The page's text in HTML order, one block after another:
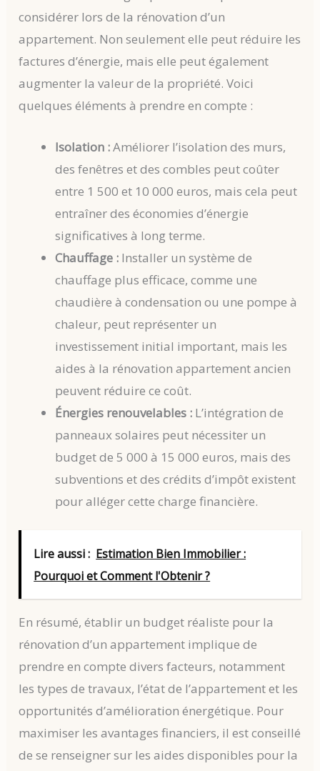
considérer lors de la rénovation d’un
appartement. Non seulement elle peut réduire les
factures d’énergie, mais elle peut également
augmenter la valeur de la propriété. Voici
quelques éléments à prendre en compte :
Isolation :Améliorer l’isolation des murs,
des fenêtres et des combles peut coûter
entre 1 500 et 10 000 euros, mais cela peut
entraîner des économies d’énergie
significatives à long terme.
Chauffage : Installer un système de
chauffage plus efficace, comme une
chaudière à condensation ou une pompe à
chaleur, peut représenter un
investissement initial important, mais les
aides à la rénovation appartement ancien
peuvent réduire ce coût.
Énergies renouvelables : L’intégration de
panneaux solaires peut nécessiter un
budget de 5 000 à 15 000 euros, mais des
subventions et des crédits d’impôt existent
pour alléger cette charge financière.
Lire aussi : Estimation Bien Immobilier :
Pourquoi et Comment l'Obtenir ?
En résumé, établir un budget réaliste pour la
rénovation d’un appartement implique de
prendre en compte divers facteurs, notamment
les types de travaux, l’état de l’appartement et les
opportunités d’amélioration énergétique. Pour
maximiser les avantages financiers, il est conseillé
de se renseigner sur les aides disponibles pour la